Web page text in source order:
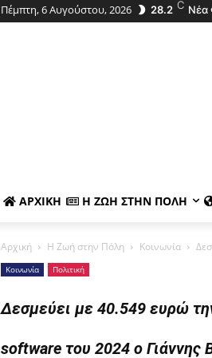
Πέμπτη, 6 Αυγούστου, 2026 28.2 C Νέα
ΑΡΧΙΚΉ Η ΖΩΉ ΣΤΗΝ ΠΌΛΗ
Αρχική Η Ζωή στην Πόλη Κοινωνία
Κοινωνία Πολιτική
Δεσμεύει με 40.549 ευρώ
software του 2024 ο Γιάννης